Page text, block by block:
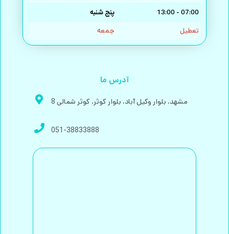
پنج شنبه 13:00 - 07:00
جمعه تعطیل
آدرس ما
مشهد، بلوار وکیل آباد، بلوار کوثر، کوثر شمالی 8
051-38833888